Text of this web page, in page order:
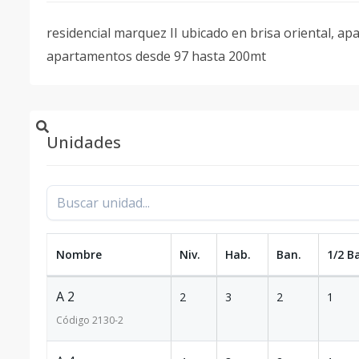
residencial marquez II ubicado en brisa oriental,
apartamentos desde 97 hasta 200mt
Unidades
Nombre Niv. Hab. Ban. 1/2
A 2
Código 2130-2
2 3 2 1